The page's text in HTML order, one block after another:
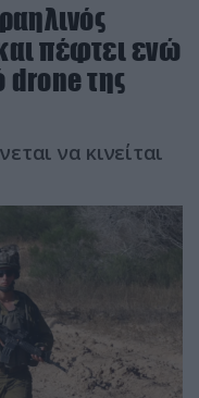
πέφτει ενώ
drone της
να κινείται